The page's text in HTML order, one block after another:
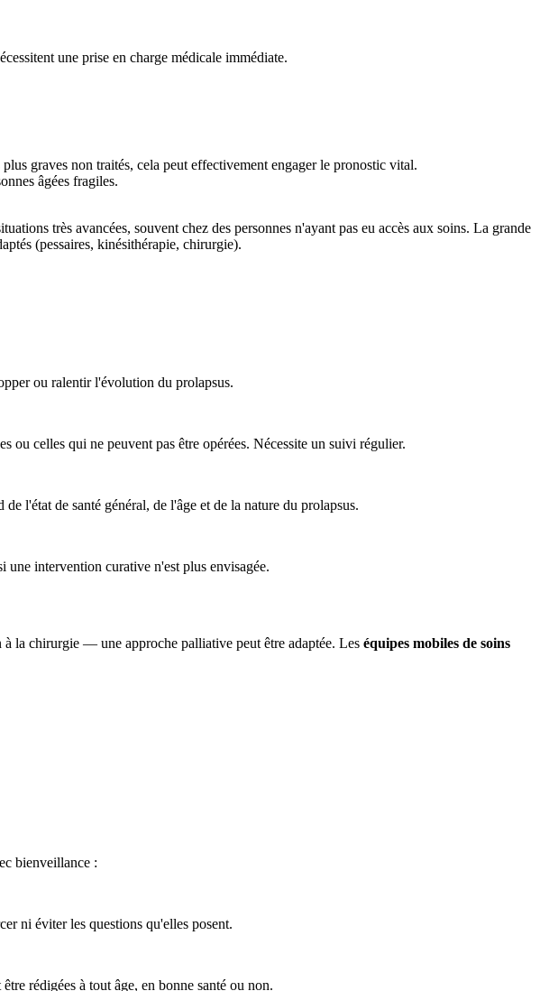
une prise en charge médicale immédiate.
graves non traités, cela peut effectivement engager le pronostic vital.
âgées fragiles.
très avancées, souvent chez des personnes n'ayant pas eu accès aux soins. La grande
(pessaires, kinésithérapie, chirurgie).
ou ralentir l'évolution du prolapsus.
ou celles qui ne peuvent pas être opérées. Nécessite un suivi régulier.
l'état de santé général, de l'âge et de la nature du prolapsus.
une intervention curative n'est plus envisagée.
la chirurgie — une approche palliative peut être adaptée. Les équipes mobiles de soins
bienveillance :
ni éviter les questions qu'elles posent.
rédigées à tout âge, en bonne santé ou non.